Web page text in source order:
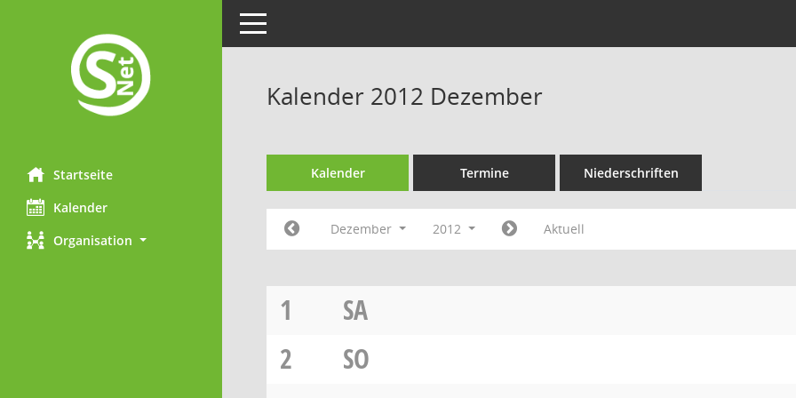
Startseite
Kalender
Organisation
Toggle navigation
Kalender 2012 Dezember
Kalender Termine Niederschriften
Dezember 2012 Aktuell
1
SA
2
SO